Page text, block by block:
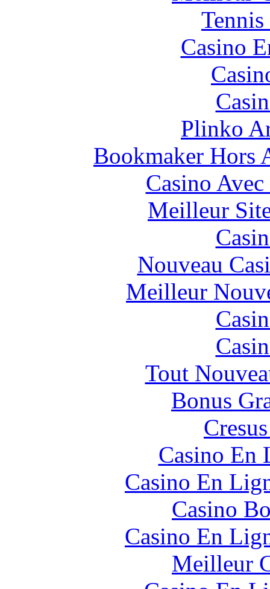
Casino
Plinko
Bookmaker Hors
Casino
Meilleur
Nouveau
Meilleur
Tout
Bonus
Casino En
Casino En
Casino
Casino En
Meilleur